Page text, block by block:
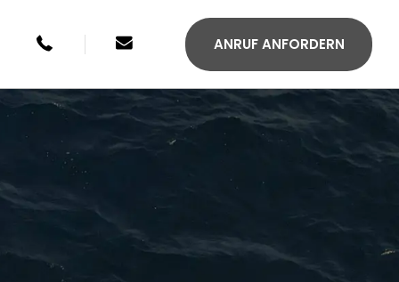
+49 246134033315sales@agilis-jettenders.com
ANRUF ANFORDERN